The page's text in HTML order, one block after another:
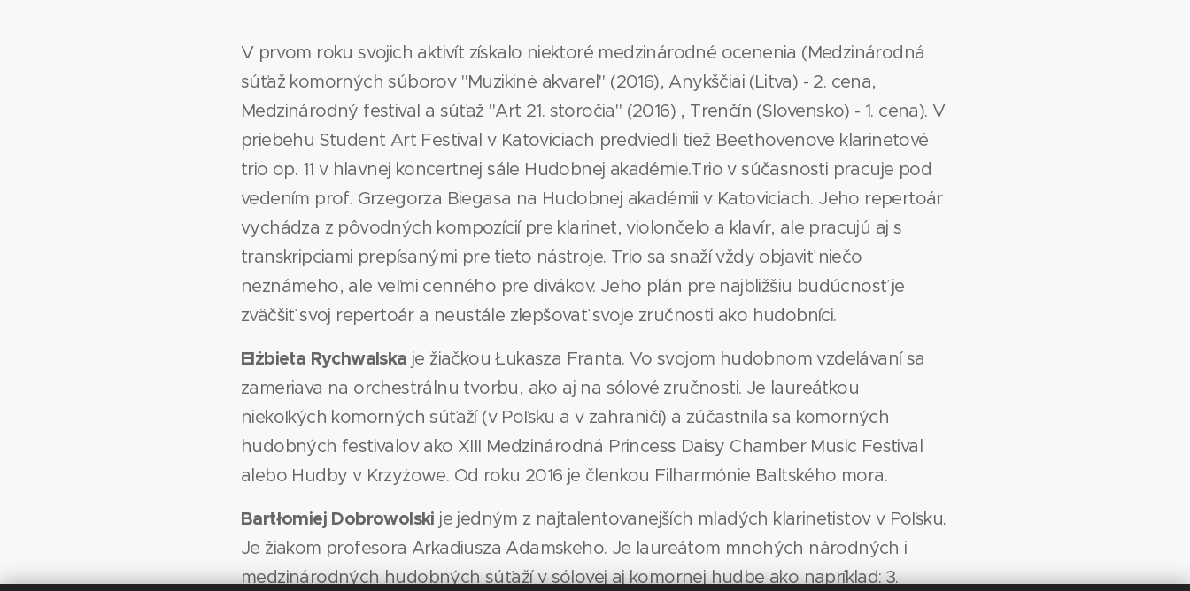
V prvom roku svojich aktivít získalo niektoré medzinárodné ocenenia (Medzinárodná
súťaž komorných súborov "Muzikinė akvarel" (2016), Anykščiai (Litva) - 2. cena,
Medzinárodný festival a súťaž "Art 21. storočia" (2016) , Trenčín (Slovensko) - 1. cena). V
priebehu Student Art Festival v Katoviciach predviedli tiež Beethovenove klarinetové
trio op. 11 v hlavnej koncertnej sále Hudobnej akadémie.Trio v súčasnosti pracuje pod
vedením prof. Grzegorza Biegasa na Hudobnej akadémii v Katoviciach. Jeho repertoár
vychádza z pôvodných kompozícií pre klarinet, violončelo a klavír, ale pracujú aj s
transkripciami prepísanými pre tieto nástroje. Trio sa snaží vždy objaviť niečo
neznámeho, ale veľmi cenného pre divákov. Jeho plán pre najbližšiu budúcnosť je
zväčšiť svoj repertoár a neustále zlepšovať svoje zručnosti ako hudobníci.
Elżbieta Rychwalska je žiačkou Łukasza Franta. Vo svojom hudobnom vzdelávaní sa
zameriava na orchestrálnu tvorbu, ako aj na sólové zručnosti. Je laureátkou
niekoľkých komorných súťaží (v Poľsku a v zahraničí) a zúčastnila sa komorných
hudobných festivalov ako XIII Medzinárodná Princess Daisy Chamber Music Festival
alebo Hudby v Krzyżowe. Od roku 2016 je členkou Filharmónie Baltského mora.
Bartłomiej Dobrowolski je jedným z najtalentovanejších mladých klarinetistov v Poľsku.
Je žiakom profesora Arkadiusza Adamskeho. Je laureátom mnohých národných i
medzinárodných hudobných súťaží v sólovej aj komornej hudbe ako napríklad: 3.